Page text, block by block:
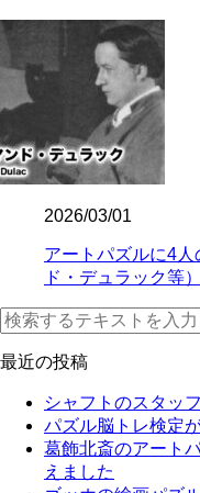
2026/03/01
アートパズルに4
ド・デュラック等）
最近の投稿
シャフトのスタッ
パズル脳トレ検定
葛飾北斎のアート
えました